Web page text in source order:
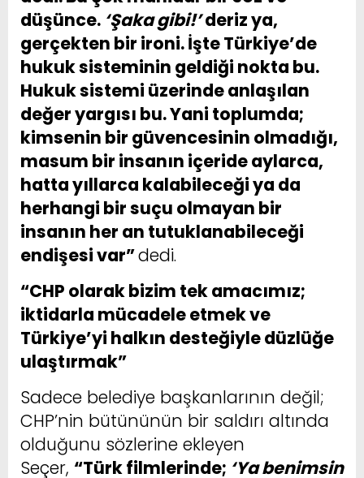
düşünce. ‘Şaka gibi!’deriz ya,
gerçekten bir ironi. İşte Türkiye’de
hukuk sisteminin geldiği nokta bu.
Hukuk sistemi üzerinde anlaşılan
değer yargısı bu. Yani toplumda;
kimsenin bir güvencesinin olmadığı,
masum bir insanın içeride aylarca,
hatta yıllarca kalabileceği ya da
herhangi bir suçu olmayan bir
insanın her an tutuklanabileceği
endişesi var”dedi.
“CHP olarak bizim tek amacımız;
iktidarla mücadele etmek ve
Türkiye’yi halkın desteğiyle düzlüğe
ulaştırmak”
Sadece belediye başkanlarının değil;
CHP’nin bütününün bir saldırı altında
olduğunu sözlerine ekleyen
Seçer, “Türk filmlerinde; ‘Ya benimsin